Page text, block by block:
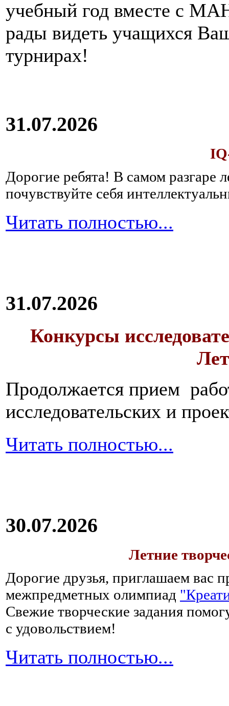
учебный год вместе с
рады видеть учащихся
турнирах!
31.07.2026
Дорогие ребята! В самом разгаре
почувствуйте себя
Читать полностью...
31.07.2026
Конкурсы
Продолжается прием
исследовательских и
Читать полностью...
30.07.2026
Летние
Дорогие друзья, приглашаем вас
межпредметных олимпиад
Свежие творческие задания
с удовольствием!
Читать полностью...